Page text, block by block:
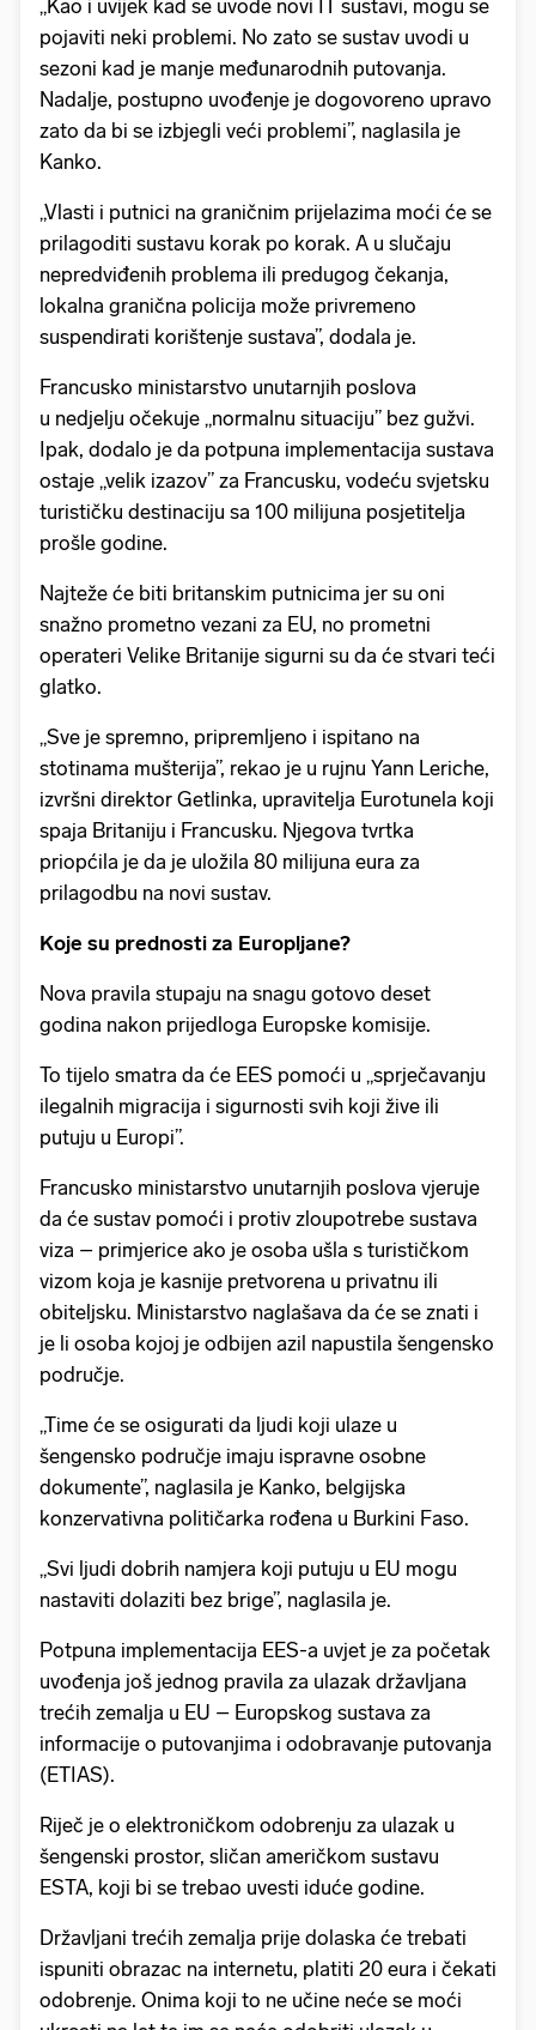
„Kao i uvijek kad se uvode novi IT sustavi, mogu se
pojaviti neki problemi. No zato se sustav uvodi u
sezoni kad je manje međunarodnih putovanja.
Nadalje, postupno uvođenje je dogovoreno upravo
zato da bi se izbjegli veći problemi”, naglasila je
Kanko.
„Vlasti i putnici na graničnim prijelazima moći će se
prilagoditi sustavu korak po korak. A u slučaju
nepredviđenih problema ili predugog čekanja,
lokalna granična policija može privremeno
suspendirati korištenje sustava”, dodala je.
Francusko ministarstvo unutarnjih poslova
u nedjelju očekuje „normalnu situaciju” bez gužvi.
Ipak, dodalo je da potpuna implementacija sustava
ostaje „velik izazov” za Francusku, vodeću svjetsku
turističku destinaciju sa 100 milijuna posjetitelja
prošle godine.
Najteže će biti britanskim putnicima jer su oni
snažno prometno vezani za EU, no prometni
operateri Velike Britanije sigurni su da će stvari teći
glatko.
„Sve je spremno, pripremljeno i ispitano na
stotinama mušterija”, rekao je u rujnu Yann Leriche,
izvršni direktor Getlinka, upravitelja Eurotunela koji
spaja Britaniju i Francusku. Njegova tvrtka
priopćila je da je uložila 80 milijuna eura za
prilagodbu na novi sustav.
Koje su prednosti za Europljane?
Nova pravila stupaju na snagu gotovo deset
godina nakon prijedloga Europske komisije.
To tijelo smatra da će EES pomoći u „sprječavanju
ilegalnih migracija i sigurnosti svih koji žive ili
putuju u Europi”.
Francusko ministarstvo unutarnjih poslova vjeruje
da će sustav pomoći i protiv zloupotrebe sustava
viza – primjerice ako je osoba ušla s turističkom
vizom koja je kasnije pretvorena u privatnu ili
obiteljsku. Ministarstvo naglašava da će se znati i
je li osoba kojoj je odbijen azil napustila šengensko
područje.
„Time će se osigurati da ljudi koji ulaze u
šengensko područje imaju ispravne osobne
dokumente”, naglasila je Kanko, belgijska
konzervativna političarka rođena u Burkini Faso.
„Svi ljudi dobrih namjera koji putuju u EU mogu
nastaviti dolaziti bez brige”, naglasila je.
Potpuna implementacija EES-a uvjet je za početak
uvođenja još jednog pravila za ulazak državljana
trećih zemalja u EU – Europskog sustava za
informacije o putovanjima i odobravanje putovanja
(ETIAS).
Riječ je o elektroničkom odobrenju za ulazak u
šengenski prostor, sličan američkom sustavu
ESTA, koji bi se trebao uvesti iduće godine.
Državljani trećih zemalja prije dolaska će trebati
ispuniti obrazac na internetu, platiti 20 eura i čekati
odobrenje. Onima koji to ne učine neće se moći